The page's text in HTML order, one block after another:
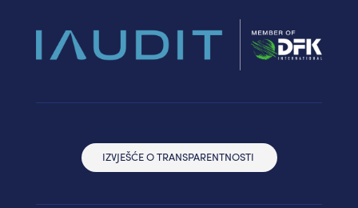
IZVJEŠĆE O TRANSPARENTNOSTI